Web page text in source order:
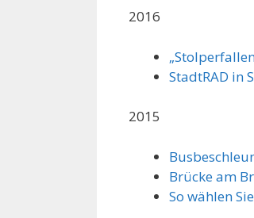
2016
StadtRAD in
2015
Brücke am
So wählen